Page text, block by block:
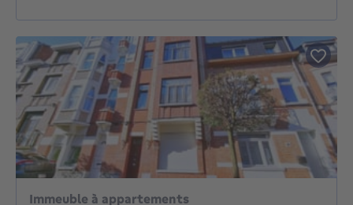
Immeuble à appartements